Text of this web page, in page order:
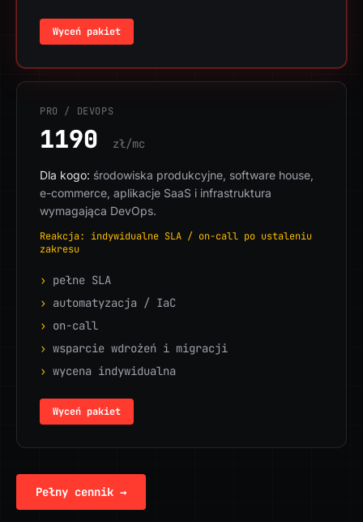
Wyceń pakiet
PRO / DEVOPS
1190 zł/mc
Dla kogo: środowiska produkcyjne, software house,
e-commerce, aplikacje SaaS i infrastruktura
wymagająca DevOps.
Reakcja: indywidualne SLA / on-call po ustaleniu
zakresu
› pełne SLA
› automatyzacja / IaC
› on-call
› wsparcie wdrożeń i migracji
› wycena indywidualna
Wyceń pakiet
Pełny cennik →